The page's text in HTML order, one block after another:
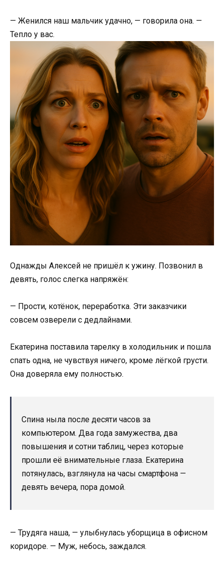
— Женился наш мальчик удачно, — говорила она. —
Тепло у вас.
Однажды Алексей не пришёл к ужину. Позвонил в
девять, голос слегка напряжён:
— Прости, котёнок, переработка. Эти заказчики
совсем озверели с дедлайнами.
Екатерина поставила тарелку в холодильник и пошла
спать одна, не чувствуя ничего, кроме лёгкой грусти.
Она доверяла ему полностью.
Спина ныла после десяти часов за
компьютером. Два года замужества, два
повышения и сотни таблиц, через которые
прошли её внимательные глаза. Екатерина
потянулась, взглянула на часы смартфона —
девять вечера, пора домой.
— Трудяга наша, — улыбнулась уборщица в офисном
коридоре. — Муж, небось, заждался.